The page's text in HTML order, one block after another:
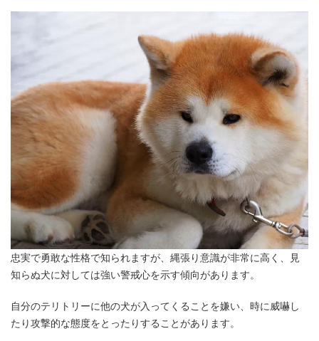
忠実で勇敢な性格で知られますが、縄張り意識が非常に高く、見
知らぬ犬に対しては強い警戒心を示す傾向があります。
自分のテリトリーに他の犬が入ってくることを嫌い、時に威嚇し
たり攻撃的な態度をとったりすることがあります。